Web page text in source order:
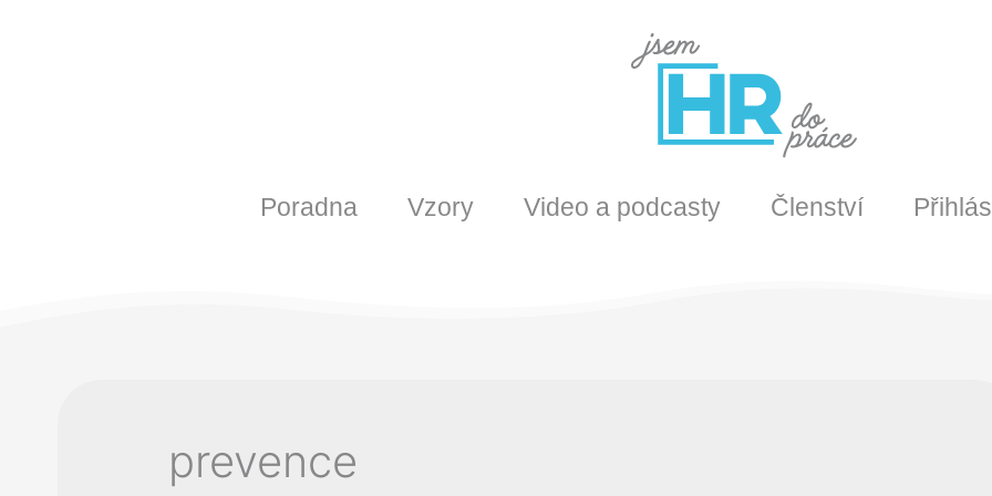
Poradna Vzory Video a podcasty Členství
prevence